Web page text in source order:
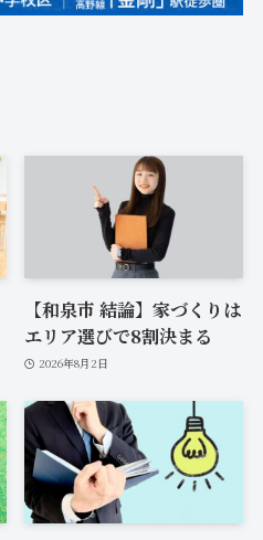
【和泉市 結論】家づくりは
エリア選びで8割決まる
2026年8月2日